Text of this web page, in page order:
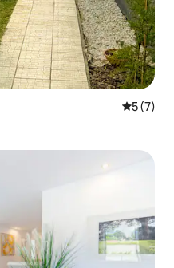
平均评分
5 (7)